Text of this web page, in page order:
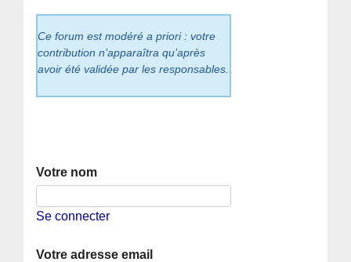
Ce forum est modéré a priori : votre
contribution n’apparaîtra qu’après
avoir été validée par les responsables.
Votre nom
Se connecter
Votre adresse email